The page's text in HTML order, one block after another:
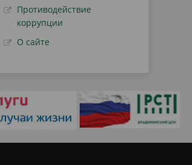
Противодействие
коррупции
О сайте